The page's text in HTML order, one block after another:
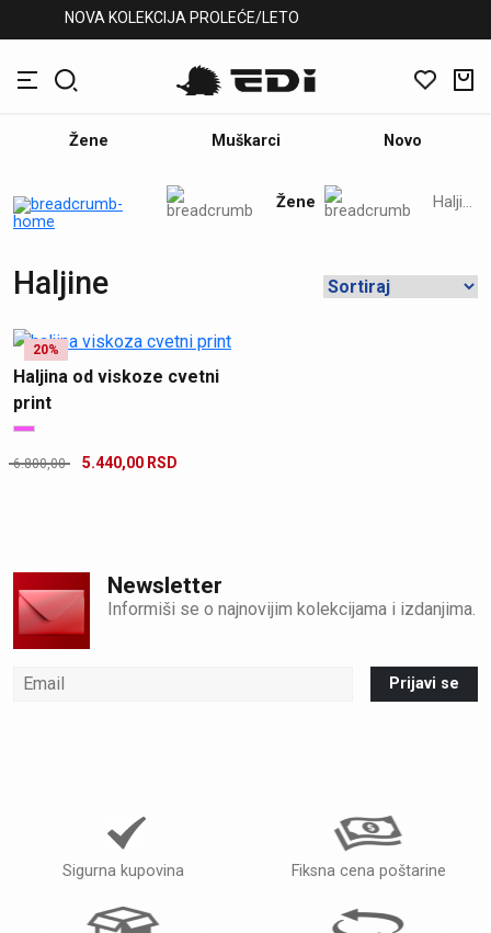
NOVA KOLEKCIJA PROLEĆE/LETO
Žene Muškarci Novo
Žene Haljine
Haljine
Haljina od viskoze cvetni
print
20%
6.800,00 5.440,00 RSD
Newsletter
Informiši se o najnovijim kolekcijama i izdanjima.
Prijavi se
Sigurna kupovina Fiksna cena poštarine